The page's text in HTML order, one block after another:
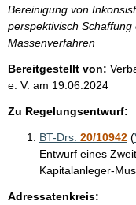
Bereinigung von
perspektivisch
Massenverfahren
Bereitgestellt von:
e. V. am 19.06.2024
Zu Regelungsentwurf:
BT-Drs. 20/10942 (
Entwurf eines
Kapitalanleger-
Adressatenkreis: